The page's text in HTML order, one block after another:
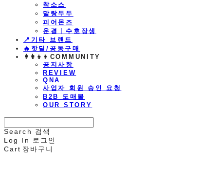
착소스
말랑두두
피어몬즈
운결ㅣ수호장생
📍기타 브랜드
🔥핫딜/공동구매
👩‍👩‍👦‍👦COMMUNITY
공지사항
REVIEW
QNA
사업자 회원 승인 요청
B2B 도매몰
OUR STORY
Search
검색
Log In
로그인
Cart 장바구니